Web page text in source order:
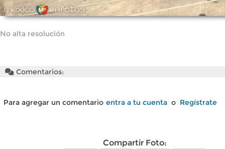
No alta resolución
Comentarios:
Para agregar un comentario entra a tu cuenta o Regístrate
Compartir Foto: